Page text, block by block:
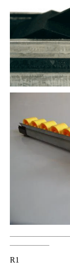
—————
R1